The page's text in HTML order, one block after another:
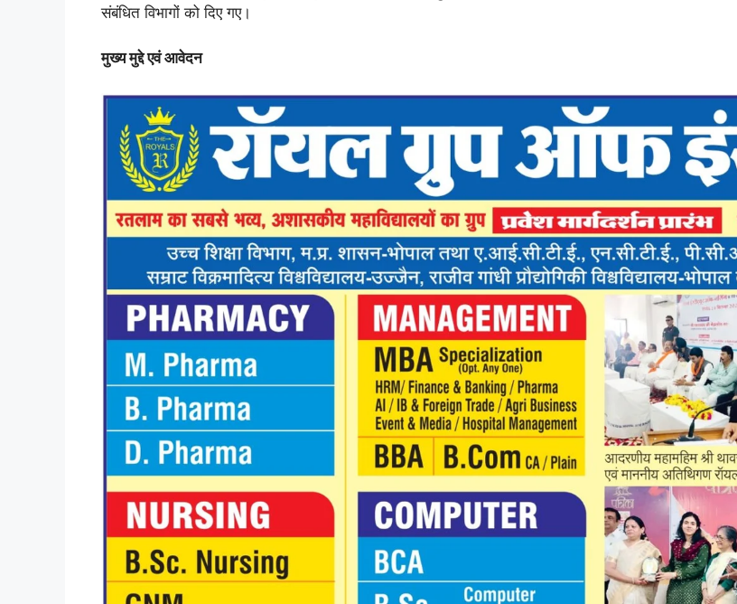
A
p
o
k
d
n
संबंधित विभागों को दिए गए।
मुख्य मुद्दे एवं आवेदन